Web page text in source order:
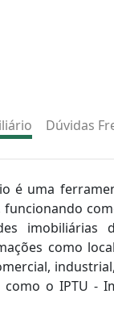
Dúvidas
é uma
funcionando
imobiliárias
como
o IPTU -